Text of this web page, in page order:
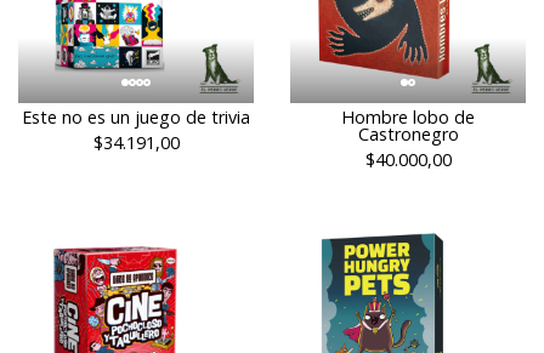
Este no es un juego de trivia
$34.191,00
Hombre lobo de
Castronegro
$40.000,00